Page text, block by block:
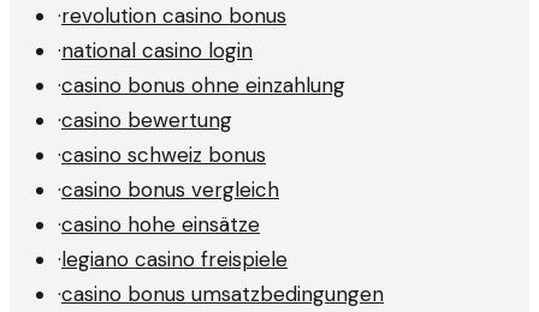
·revolution casino bonus
·national casino login
·casino bonus ohne einzahlung
·casino bewertung
·casino schweiz bonus
·casino bonus vergleich
·casino hohe einsätze
·legiano casino freispiele
·casino bonus umsatzbedingungen